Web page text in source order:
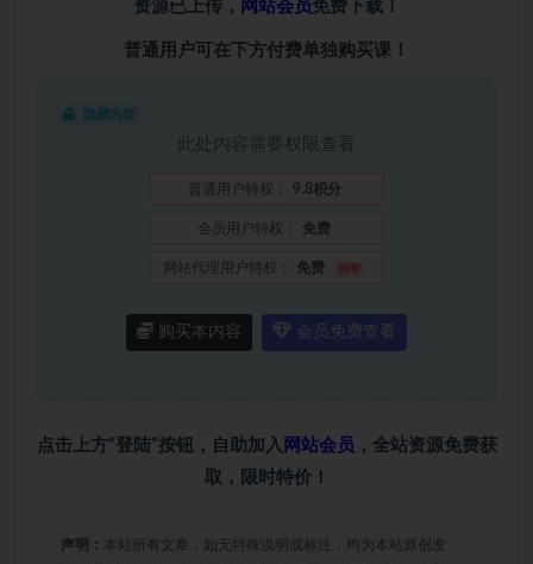
资源已上传， 网站会员免费下载！
普通用户可在下方付费单独购买课！
隐藏内容
此处内容需要权限查看
普通用户特权： 9.8积分
会员用户特权： 免费
网站代理用户特权： 免费 推荐
购买本内容 会员免费查看
点击上方“登陆”按钮，自助加入 网站会员 ，全站资源免费获
取，限时特价！
声明： 本站所有文章，如无特殊说明或标注，均为本站原创发